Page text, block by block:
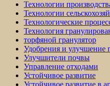
Технологии
Технологии
Технологические
Технология
торфяной гранулятор
Удобрения и улучшение
Улучшители почвы
Управление отходами
Устойчивое развитие
Устойчивое развитие в